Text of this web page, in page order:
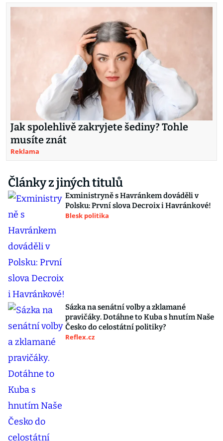
Jak spolehlivě zakryjete šediny? Tohle
musíte znát
Reklama
Články z jiných titulů
Exministryně s Havránkem dováděli v
Polsku: První slova Decroix i Havránkové!
Blesk politika
Sázka na senátní volby a zklamané
pravičáky. Dotáhne to Kuba s hnutím Naše
Česko do celostátní politiky?
Reflex.cz